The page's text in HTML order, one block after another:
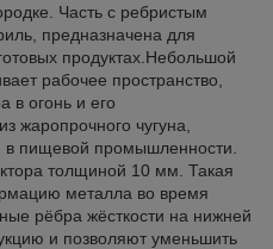
Часть с ребристым
предназначена для
продуктах.Небольшой
рабочее пространство,
в огонь и его
жаропрочного чугуна,
пищевой промышленности.
толщиной 10 мм. Такая
металла во время
рёбра жёсткости на нижней
и позволяют уменьшить